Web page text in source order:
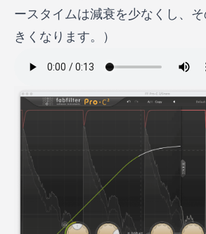
ースタイムは減衰を少なくし、
きくなります。）